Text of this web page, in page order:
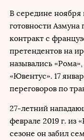
В середине
готовности
контракт с
претендентов на
назывались
«Ювентус». 17
переговоров по
27-летний
феврале 2019 г. из
сезоне он забил